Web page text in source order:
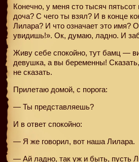
Конечно, у меня сто тысяч пятьсот
доча? С чего ты взял? И в конце
Лилара? И что означает это имя?
увидишь!». Ок, думаю, ладно. И
Живу себе спокойно, тут бамц —
девушка, а вы беременны!
не сказать.
Прилетаю домой, с порога:
— Ты представляешь?
И в ответ спокойно:
— Я же говорил, вот наша Лилара.
— Ай ладно, так уж и быть, пусть